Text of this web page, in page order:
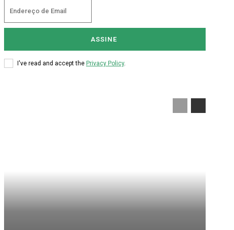
ASSINE
I've read and accept the Privacy Policy.